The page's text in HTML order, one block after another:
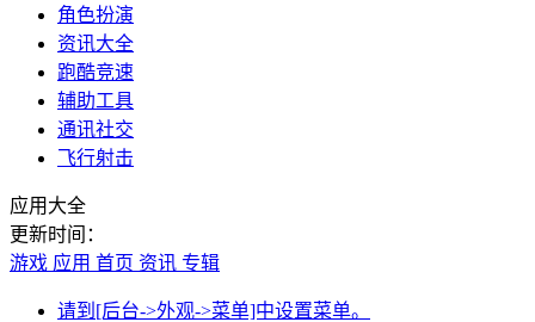
角色扮演
资讯大全
跑酷竞速
辅助工具
通讯社交
飞行射击
应用大全
更新时间：
游戏 应用 首页 资讯 专辑
请到[后台->外观->菜单]中设置菜单。